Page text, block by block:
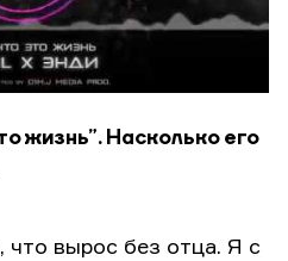
жизнь”. Насколько его
что вырос без отца. Я с